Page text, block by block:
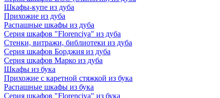
Шкафы-купе из дуба
Прихожие из дуба
Распашные шкафы из дуба
Серия шкафов "Florenciya" из дуба
Стенки, витражи, библиотеки из дуба
Серия шкафов Борджия из дуба
Серия шкафов Марко из дуба
Шкафы из бука
Прихожие с каретной стяжкой из бука
Распашные шкафы из бука
Серия шкафов "Florenciya" из бука